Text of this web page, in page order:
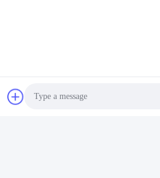
van Guangdong, China